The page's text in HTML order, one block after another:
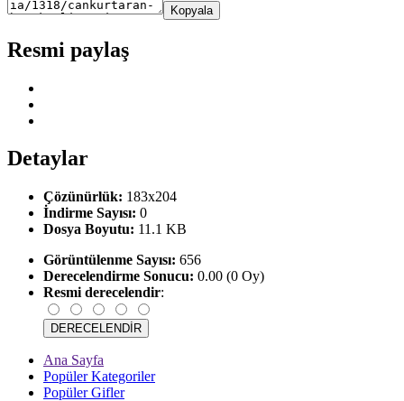
Kopyala
Resmi paylaş
Detaylar
Çözünürlük: 183x204
İndirme Sayısı: 0
Dosya Boyutu: 11.1 KB
Görüntülenme Sayısı: 656
Derecelendirme Sonucu: 0.00 (0 Oy)
Resmi derecelendir:
Ana Sayfa
Popüler Kategoriler
Popüler Gifler